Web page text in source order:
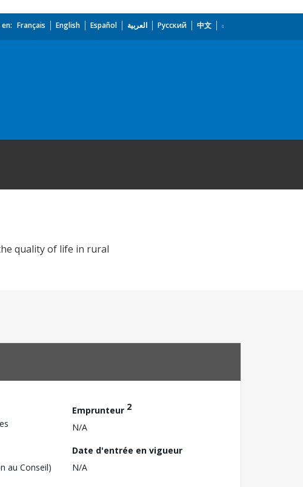
Français English Español العربية Русский 中文
quality of life in rural
Emprunteur 2
N/A
au Conseil)
Date d'entrée en vigueur
N/A